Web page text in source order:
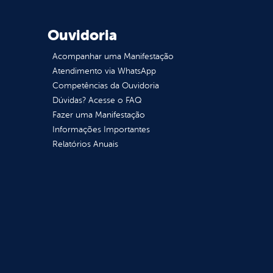
Ouvidoria
Acompanhar uma Manifestação
Atendimento via WhatsApp
Competências da Ouvidoria
Dúvidas? Acesse o FAQ
Fazer uma Manifestação
Informações Importantes
Relatórios Anuais